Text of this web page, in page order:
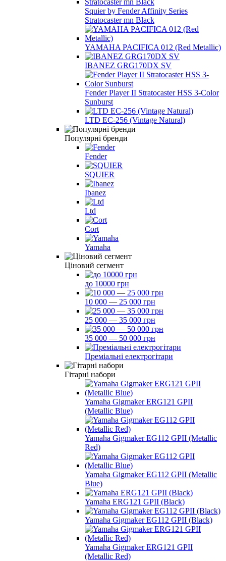
Squier by Fender Affinity Series
Stratocaster mn Black
YAMAHA PACIFICA 012 (Red Metallic)
IBANEZ GRG170DX SV
Fender Player II Stratocaster HSS 3-Color
Sunburst
LTD EC-256 (Vintage Natural)
Популярні бренди
Fender
SQUIER
Ibanez
Ltd
Cort
Yamaha
Ціновий сегмент
до 10000 грн
10 000 — 25 000 грн
25 000 — 35 000 грн
35 000 — 50 000 грн
Преміальні електрогітари
Гітарні набори
Yamaha Gigmaker ERG121 GPII
(Metallic Blue)
Yamaha Gigmaker EG112 GPII (Metallic
Red)
Yamaha Gigmaker EG112 GPII (Metallic
Blue)
Yamaha ERG121 GPII (Black)
Yamaha Gigmaker EG112 GPII (Black)
Yamaha Gigmaker ERG121 GPII
(Metallic Red)